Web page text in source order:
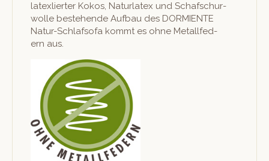
latexliert­er Kokos, Naturla­tex und Schaf­schur­
wolle beste­hende Auf­bau des DORMIENTE
Natur-Schlaf­so­fa kommt es ohne Met­allfed­
ern aus.